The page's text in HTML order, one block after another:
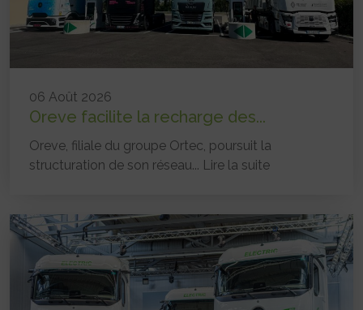
06 Août 2026
Oreve facilite la recharge des...
Oreve, filiale du groupe Ortec, poursuit la
structuration de son réseau... Lire la suite